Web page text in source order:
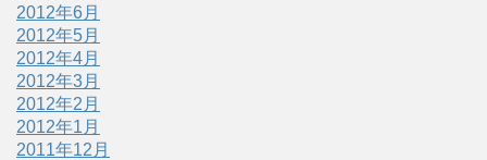
2012年6月
2012年5月
2012年4月
2012年3月
2012年2月
2012年1月
2011年12月